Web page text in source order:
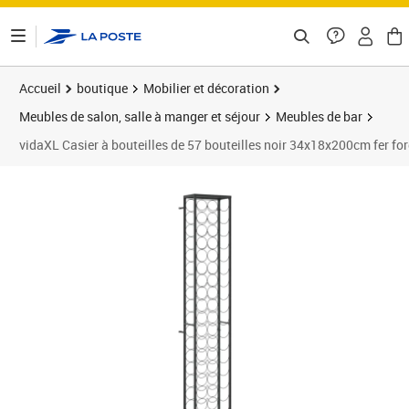
Accueil boutique
Mobilier et décoration
Meubles de salon, salle à manger et séjour
Meubles de bar
vidaXL Casier à bouteilles de 57 bouteilles noir 34x18x200cm fer